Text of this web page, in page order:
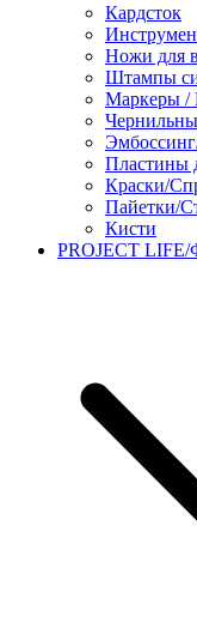
Кардсток
Ножи для
Штампы
Маркеры /
Пластины
Краски/
Пайетки/
Кисти
PROJECT